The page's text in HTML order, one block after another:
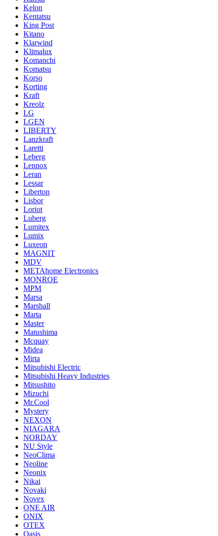
Kelon
Kentatsu
King Post
Kitano
Klarwind
Klimalux
Komanchi
Komatsu
Korso
Korting
Kraft
Kreolz
LG
LGEN
LIBERTY
Lanzkraft
Laretti
Leberg
Lennox
Leran
Lessar
Liberton
Lisbor
Loriot
Luberg
Lumitex
Lumix
Luxeon
MAGNIT
MDV
METAhome Electronics
MONROE
MPM
Marsa
Marshall
Marta
Master
Matushima
Mcquay
Midea
Mirta
Mitsubishi Electric
Mitsubishi Heavy Industries
Mitsushito
Mizuchi
Mr.Cool
Mystery
NEXON
NIAGARA
NORDAY
NU Style
NeoClima
Neoline
Neonix
Nikai
Novaki
Novex
ONE AIR
ONIX
OTEX
Oasis